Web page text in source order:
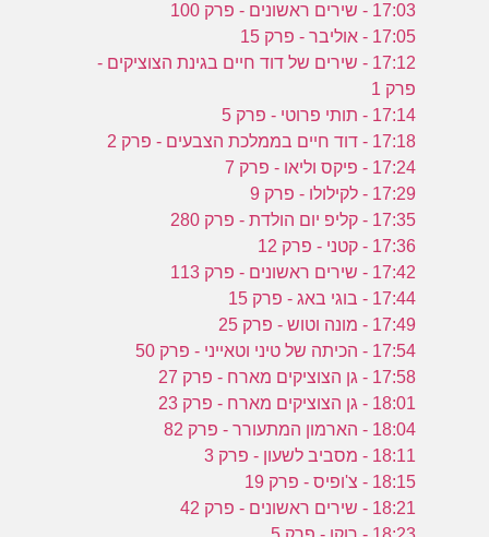
17:03 - שירים ראשונים - פרק 100
17:05 - אוליבר - פרק 15
17:12 - שירים של דוד חיים בגינת הצוציקים -
פרק 1
17:14 - תותי פרוטי - פרק 5
17:18 - דוד חיים בממלכת הצבעים - פרק 2
17:24 - פיקס וליאו - פרק 7
17:29 - לקילולו - פרק 9
17:35 - קליפ יום הולדת - פרק 280
17:36 - קטני - פרק 12
17:42 - שירים ראשונים - פרק 113
17:44 - בוגי באג - פרק 15
17:49 - מונה וטוש - פרק 25
17:54 - הכיתה של טיני וטאייני - פרק 50
17:58 - גן הצוציקים מארח - פרק 27
18:01 - גן הצוציקים מארח - פרק 23
18:04 - הארמון המתעורר - פרק 82
18:11 - מסביב לשעון - פרק 3
18:15 - צ'ופיס - פרק 19
18:21 - שירים ראשונים - פרק 42